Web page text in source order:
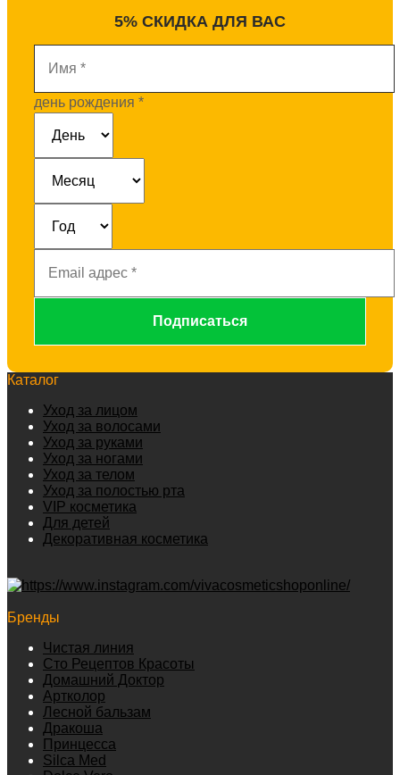
5% СКИДКА ДЛЯ ВАС
день рождения *
адрес
*
Каталог
Уход за лицом
Уход за волосами
Уход за руками
Уход за ногами
Уход за телом
Уход за полостью рта
VIP косметика
Для детей
Декоративная косметика
Бренды
Чистая линия
Сто Рецептов Красоты
Домашний Доктор
Артколор
Лесной бальзам
Дракоша
Принцесса
Silca Med